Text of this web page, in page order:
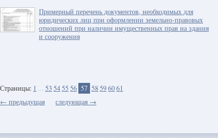
Примерный перечень документов, необходимых для
юридических лиц при оформлении земельно-правовых
отношений при наличии имущественных прав на здания
и сооружения
Страницы: 1 ... 53 5455 56 57 58596061
← предыдущая
следующая →